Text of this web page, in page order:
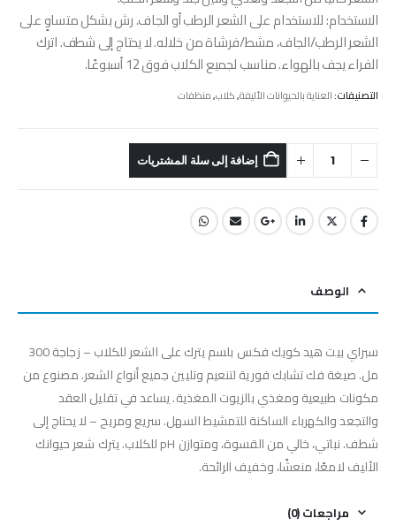
الاستخدام: للاستخدام على الشعر الرطب أو الجاف. رش بشكل متساوٍ على
الشعر الرطب/الجاف، مشط/فرشاة من خلاله. لا يحتاج إلى شطف. اترك
الفراء يجف بالهواء. مناسب لجميع الكلاب فوق 12 أسبوعًا.
التصنيفات:العناية بالحيوانات الأليفة,كلاب,منظفات
إضافة إلى سلة المشتريات
الوصف
سبراي بيت هيد كويك فكس بلسم يترك على الشعر للكلاب – زجاجة 300
مل. صيغة فك تشابك فورية لتنعيم وتليين جميع أنواع الشعر. مصنوع من
مكونات طبيعية ومغذي بالزيوت المغذية. يساعد في تقليل العقد
والتجعد والكهرباء الساكنة للتمشيط السهل. سريع ومريح – لا يحتاج إلى
شطف. نباتي، خالي من القسوة، ومتوازن pH للكلاب. يترك شعر حيوانك
الأليف لامعًا، منعشًا، وخفيف الرائحة.
مراجعات (0)